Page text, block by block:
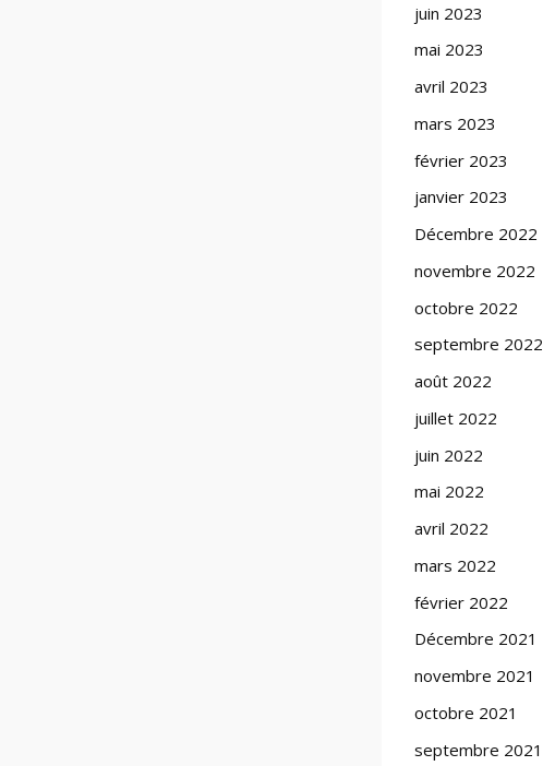
juin 2023
mai 2023
avril 2023
mars 2023
février 2023
janvier 2023
Décembre 2022
novembre 2022
octobre 2022
septembre 2022
août 2022
juillet 2022
juin 2022
mai 2022
avril 2022
mars 2022
février 2022
Décembre 2021
novembre 2021
octobre 2021
septembre 2021